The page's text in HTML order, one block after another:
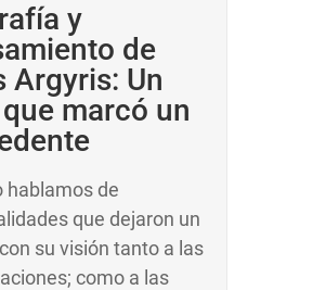
y
de
Argyris: Un
marcó un
hablamos de
que dejaron un
su visión tanto a las
como a las